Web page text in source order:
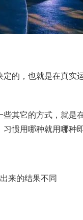
的，也就是在真实
其它的方式，就是
惯用哪种就用哪种即
来的结果不同